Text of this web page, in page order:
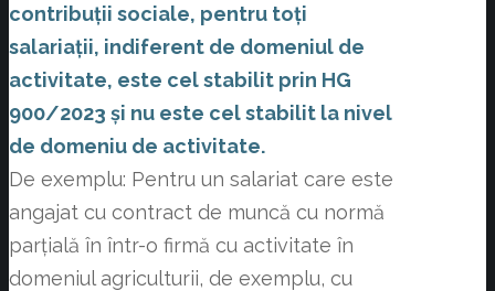
contribuții sociale, pentru toți
salariații, indiferent de domeniul de
activitate, este cel stabilit prin HG
900/2023 și nu este cel stabilit la nivel
de domeniu de activitate.
De exemplu: Pentru un salariat care este
angajat cu contract de muncă cu normă
parțială în într-o firmă cu activitate în
domeniul agriculturii, de exemplu, cu